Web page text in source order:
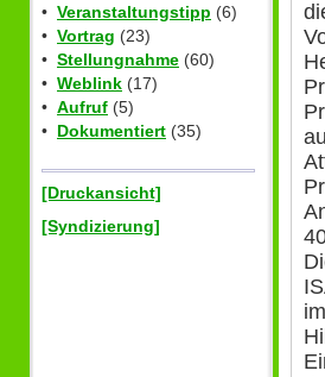
• Veranstaltungstipp (6)
• Vortrag (23)
• Stellungnahme (60)
• Weblink (17)
• Aufruf (5)
• Dokumentiert (35)
[Druckansicht]
[Syndizierung]